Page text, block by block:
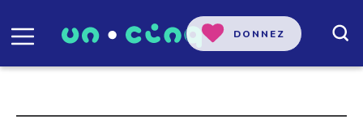
DONNEZ